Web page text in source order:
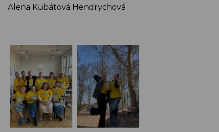
Alena Kubátová Hendrychová